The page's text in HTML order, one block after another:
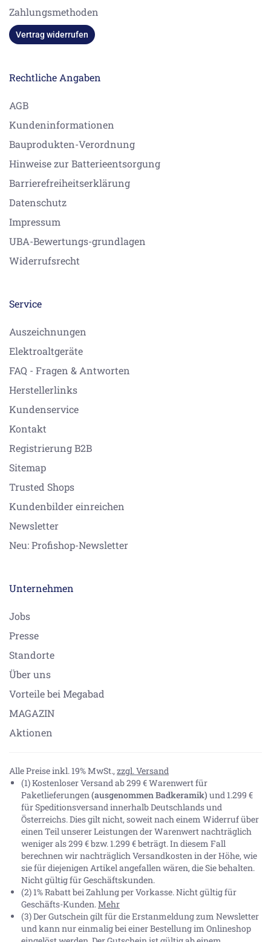
Zahlungsmethoden
Vertrag widerrufen
Rechtliche Angaben
AGB
Kundeninformationen
Bauprodukten-Verordnung
Hinweise zur Batterieentsorgung
Barrierefreiheitserklärung
Datenschutz
Impressum
UBA-Bewertungs-grundlagen
Widerrufsrecht
Service
Auszeichnungen
Elektroaltgeräte
FAQ - Fragen & Antworten
Herstellerlinks
Kundenservice
Kontakt
Registrierung B2B
Sitemap
Trusted Shops
Kundenbilder einreichen
Newsletter
Neu: Profishop-Newsletter
Unternehmen
Jobs
Presse
Standorte
Über uns
Vorteile bei Megabad
MAGAZIN
Aktionen
Alle Preise inkl. 19% MwSt., zzgl. Versand
(1) Kostenloser Versand ab 299 € Warenwert für
Paketlieferungen(ausgenommen Badkeramik) und 1.299 €
für Speditionsversand innerhalb Deutschlands und
Österreichs. Dies gilt nicht, soweit nach einem Widerruf über
einen Teil unserer Leistungen der Warenwert nachträglich
weniger als 299 € bzw. 1.299 € beträgt. In diesem Fall
berechnen wir nachträglich Versandkosten in der Höhe, wie
sie für diejenigen Artikel angefallen wären, die Sie behalten.
Nicht gültig für Geschäftskunden.
(2) 1% Rabatt bei Zahlung per Vorkasse. Nicht gültig für
Geschäfts-Kunden.Mehr
(3) Der Gutschein gilt für die Erstanmeldung zum Newsletter
und kann nur einmalig bei einer Bestellung im Onlineshop